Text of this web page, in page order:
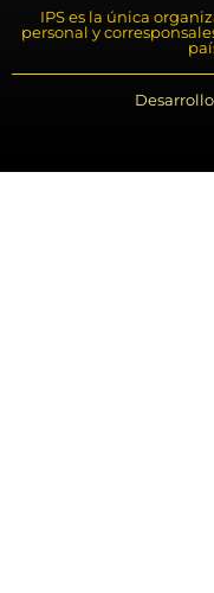
IPS es la única
personal y